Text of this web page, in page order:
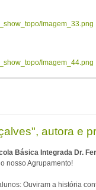
Imagem_33.png
Imagem_44.png
autora e
Básica Integrada Dr.
nosso Agrupamento!
Ouviram a história